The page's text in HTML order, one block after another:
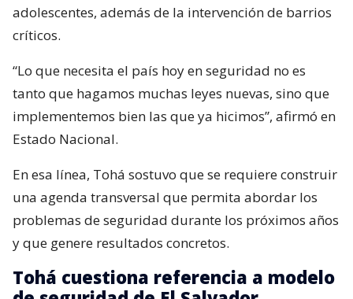
adolescentes, además de la intervención de barrios
críticos.
“Lo que necesita el país hoy en seguridad no es
tanto que hagamos muchas leyes nuevas, sino que
implementemos bien las que ya hicimos”, afirmó en
Estado Nacional.
En esa línea, Tohá sostuvo que se requiere construir
una agenda transversal que permita abordar los
problemas de seguridad durante los próximos años
y que genere resultados concretos.
Tohá cuestiona referencia a modelo